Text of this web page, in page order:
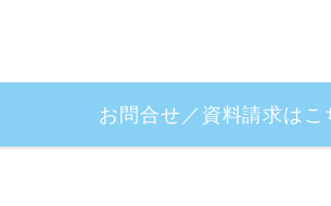
お問合せ／資料請求はこ